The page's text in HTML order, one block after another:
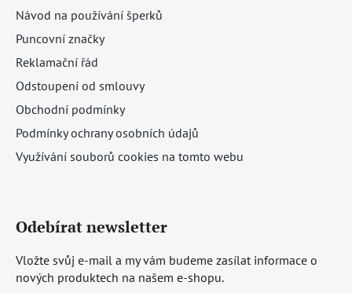
Návod na používání šperků
Puncovní značky
Reklamační řád
Odstoupení od smlouvy
Obchodní podmínky
Podmínky ochrany osobních údajů
Využívání souborů cookies na tomto webu
Odebírat newsletter
Vložte svůj e-mail a my vám budeme zasílat informace o
nových produktech na našem e-shopu.